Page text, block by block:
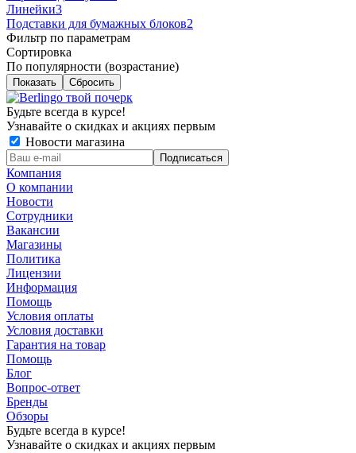
Линейки3
Подставки для бумажных блоков2
Фильтр по параметрам
Сортировка
По популярности (возрастание)
Сбросить
Будьте всегда в курсе!
Узнавайте о скидках и акциях первым
Новости магазина
Компания
О компании
Новости
Сотрудники
Вакансии
Магазины
Политика
Лицензии
Информация
Помощь
Условия оплаты
Условия доставки
Гарантия на товар
Помощь
Блог
Вопрос-ответ
Бренды
Обзоры
Будьте всегда в курсе!
Узнавайте о скидках и акциях первым